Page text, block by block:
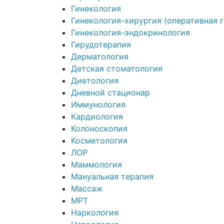
Гинекология
Гинекология-хирургия (оперативная
Гинекология-эндокринология
Гирудотерапия
Дерматология
Детская стоматология
Диетология
Дневной стационар
Иммунология
Кардиология
Колоноскопия
Косметология
ЛОР
Маммология
Мануальная терапия
Массаж
МРТ
Наркология